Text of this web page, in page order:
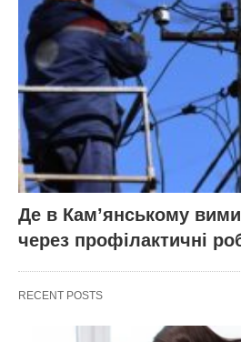
Де в Кам’янському
через профілактичні
RECENT POSTS